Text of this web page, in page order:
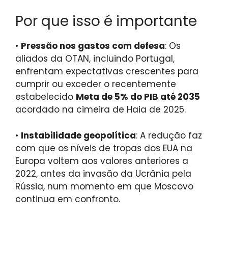
Por que isso é importante
• Pressão nos gastos com defesa: Os
aliados da OTAN, incluindo Portugal,
enfrentam expectativas crescentes para
cumprir ou exceder o recentemente
estabelecido Meta de 5% do PIB até 2035
acordado na cimeira de Haia de 2025.
• Instabilidade geopolítica: A redução faz
com que os níveis de tropas dos EUA na
Europa voltem aos valores anteriores a
2022, antes da invasão da Ucrânia pela
Rússia, num momento em que Moscovo
continua em confronto.